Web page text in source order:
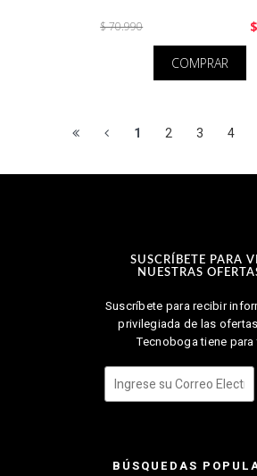
$ 70.990
COMPRAR
1 2 3 4
SUSCRÍBETE PARA
NUESTRAS
Suscríbete para recibir
privilegiada de las
Tecnoboga tiene para
BÚSQUEDAS